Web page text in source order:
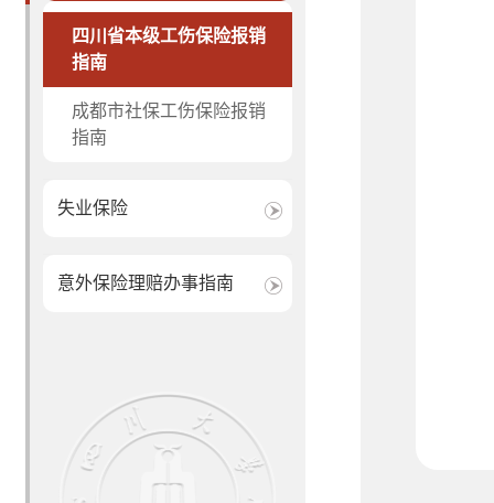
四川省本级工伤保险报销
指南
成都市社保工伤保险报销
指南
失业保险
意外保险理赔办事指南